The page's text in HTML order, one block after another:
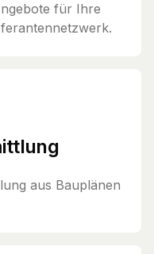
für Ihre
aus Bauplänen